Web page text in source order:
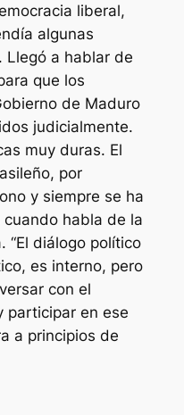
liberal,
algunas
Llegó a hablar de
que los
de Maduro
judicialmente.
muy duras. El
por
y siempre se ha
habla de la
“El diálogo político
es interno, pero
con el
participar en ese
a principios de